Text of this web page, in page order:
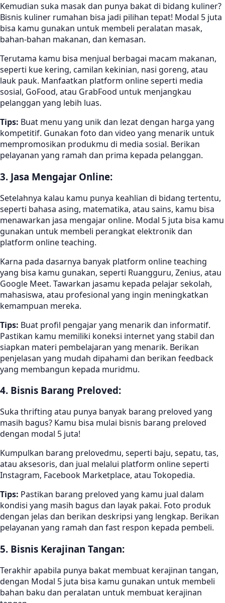
Kemudian suka masak dan punya bakat di bidang kuliner?
Bisnis kuliner rumahan bisa jadi pilihan tepat! Modal 5 juta
bisa kamu gunakan untuk membeli peralatan masak,
bahan-bahan makanan, dan kemasan.
Terutama kamu bisa menjual berbagai macam makanan,
seperti kue kering, camilan kekinian, nasi goreng, atau
lauk pauk. Manfaatkan platform online seperti media
sosial, GoFood, atau GrabFood untuk menjangkau
pelanggan yang lebih luas.
Tips: Buat menu yang unik dan lezat dengan harga yang
kompetitif. Gunakan foto dan video yang menarik untuk
mempromosikan produkmu di media sosial. Berikan
pelayanan yang ramah dan prima kepada pelanggan.
3. Jasa Mengajar Online:
Setelahnya kalau kamu punya keahlian di bidang tertentu,
seperti bahasa asing, matematika, atau sains, kamu bisa
menawarkan jasa mengajar online. Modal 5 juta bisa kamu
gunakan untuk membeli perangkat elektronik dan
platform online teaching.
Karna pada dasarnya banyak platform online teaching
yang bisa kamu gunakan, seperti Ruangguru, Zenius, atau
Google Meet. Tawarkan jasamu kepada pelajar sekolah,
mahasiswa, atau profesional yang ingin meningkatkan
kemampuan mereka.
Tips: Buat profil pengajar yang menarik dan informatif.
Pastikan kamu memiliki koneksi internet yang stabil dan
siapkan materi pembelajaran yang menarik. Berikan
penjelasan yang mudah dipahami dan berikan feedback
yang membangun kepada muridmu.
4. Bisnis Barang Preloved:
Suka thrifting atau punya banyak barang preloved yang
masih bagus? Kamu bisa mulai bisnis barang preloved
dengan modal 5 juta!
Kumpulkan barang prelovedmu, seperti baju, sepatu, tas,
atau aksesoris, dan jual melalui platform online seperti
Instagram, Facebook Marketplace, atau Tokopedia.
Tips: Pastikan barang preloved yang kamu jual dalam
kondisi yang masih bagus dan layak pakai. Foto produk
dengan jelas dan berikan deskripsi yang lengkap. Berikan
pelayanan yang ramah dan fast respon kepada pembeli.
5. Bisnis Kerajinan Tangan:
Terakhir apabila punya bakat membuat kerajinan tangan,
dengan Modal 5 juta bisa kamu gunakan untuk membeli
bahan baku dan peralatan untuk membuat kerajinan